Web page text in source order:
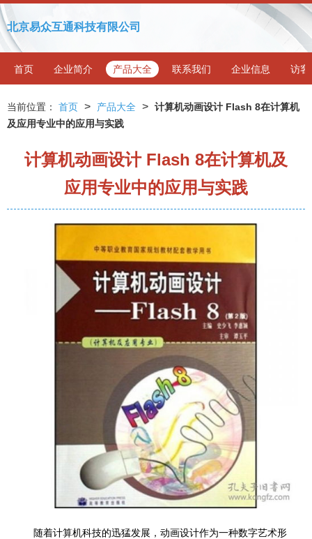
北京易众互通科技有限公司
首页 企业简介 产品大全 联系我们 企业信息 访客
当前位置： 首页 > 产品大全 > 计算机动画设计 Flash 8在计算机
及应用专业中的应用与实践
计算机动画设计 Flash 8在计算机及
应用专业中的应用与实践
随着计算机科技的迅猛发展，动画设计作为一种数字艺术形